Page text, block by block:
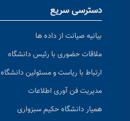
دسترسی سریع
بیانیه صیانت از داده ها
ملاقات حضوری با رئیس دانشگاه
ارتباط با ریاست و مسئولین دانشگاه
مدیریت فن آوری اطلاعات
همیار دانشگاه حکیم سبزواری